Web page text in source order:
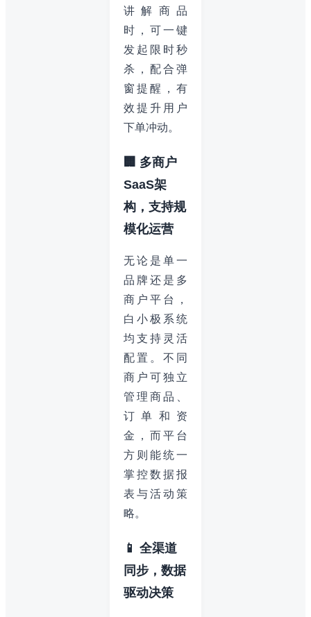
讲解商品
时，可一键
发起限时秒
杀，配合弹
窗提醒，有
效提升用户
下单冲动。
🏢 多商户
SaaS架
构，支持规
模化运营
无论是单一
品牌还是多
商户平台，
白小极系统
均支持灵活
配置。不同
商户可独立
管理商品、
订单和资
金，而平台
方则能统一
掌控数据报
表与活动策
略。
📱 全渠道
同步，数据
驱动决策